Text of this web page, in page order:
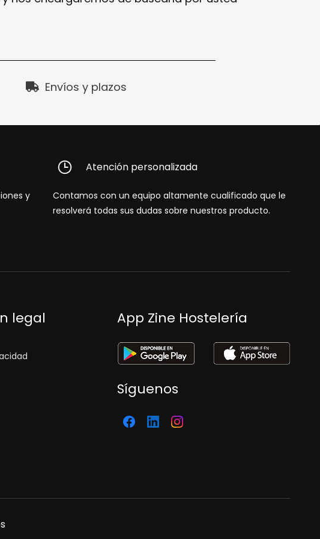
Envíos y plazos
y
Atención personalizada
Contamos con un equipo altamente cualificado que le
resolverá todas sus dudas sobre nuestros producto.
legal App Zine Hostelería
Síguenos